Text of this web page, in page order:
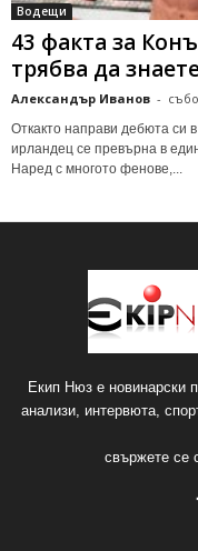
Водещи
43 факта за
трябва да
Александър Иванов -
Откакто направи дебюта си
ирландец се превърна в
Наред с многото фенове,...
Екип Нюз е новинарски
анализи, интервюта,
свържете се